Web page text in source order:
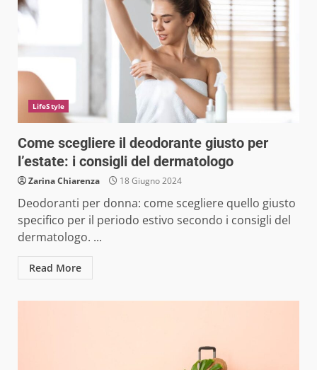
LifeStyle
Come scegliere il deodorante giusto per
l’estate: i consigli del dermatologo
Zarina Chiarenza 18 Giugno 2024
Deodoranti per donna: come scegliere quello giusto
specifico per il periodo estivo secondo i consigli del
dermatologo. ...
Read More